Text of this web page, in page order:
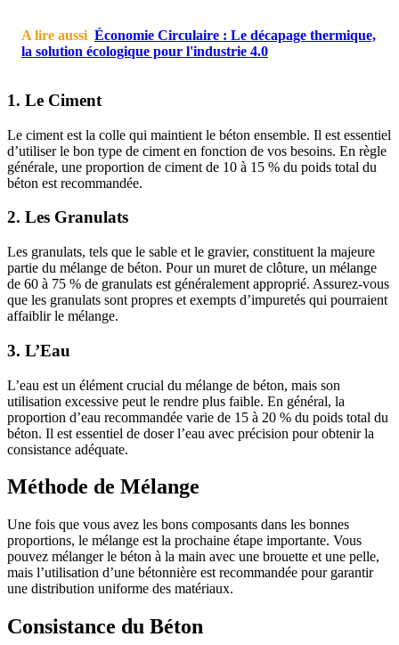
A lire aussi Économie Circulaire : Le décapage thermique,
la solution écologique pour l'industrie 4.0
1. Le Ciment
Le ciment est la colle qui maintient le béton ensemble. Il est essentiel
d’utiliser le bon type de ciment en fonction de vos besoins. En règle
générale, une proportion de ciment de 10 à 15 % du poids total du
béton est recommandée.
2. Les Granulats
Les granulats, tels que le sable et le gravier, constituent la majeure
partie du mélange de béton. Pour un muret de clôture, un mélange
de 60 à 75 % de granulats est généralement approprié. Assurez-vous
que les granulats sont propres et exempts d’impuretés qui pourraient
affaiblir le mélange.
3. L’Eau
L’eau est un élément crucial du mélange de béton, mais son
utilisation excessive peut le rendre plus faible. En général, la
proportion d’eau recommandée varie de 15 à 20 % du poids total du
béton. Il est essentiel de doser l’eau avec précision pour obtenir la
consistance adéquate.
Méthode de Mélange
Une fois que vous avez les bons composants dans les bonnes
proportions, le mélange est la prochaine étape importante. Vous
pouvez mélanger le béton à la main avec une brouette et une pelle,
mais l’utilisation d’une bétonnière est recommandée pour garantir
une distribution uniforme des matériaux.
Consistance du Béton